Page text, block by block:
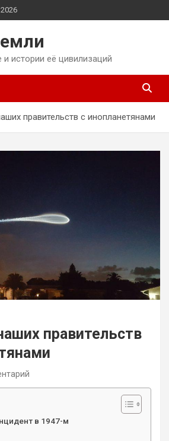
истории её цивилизаций
правительств с инопланетянами
правительств
в 1947-м